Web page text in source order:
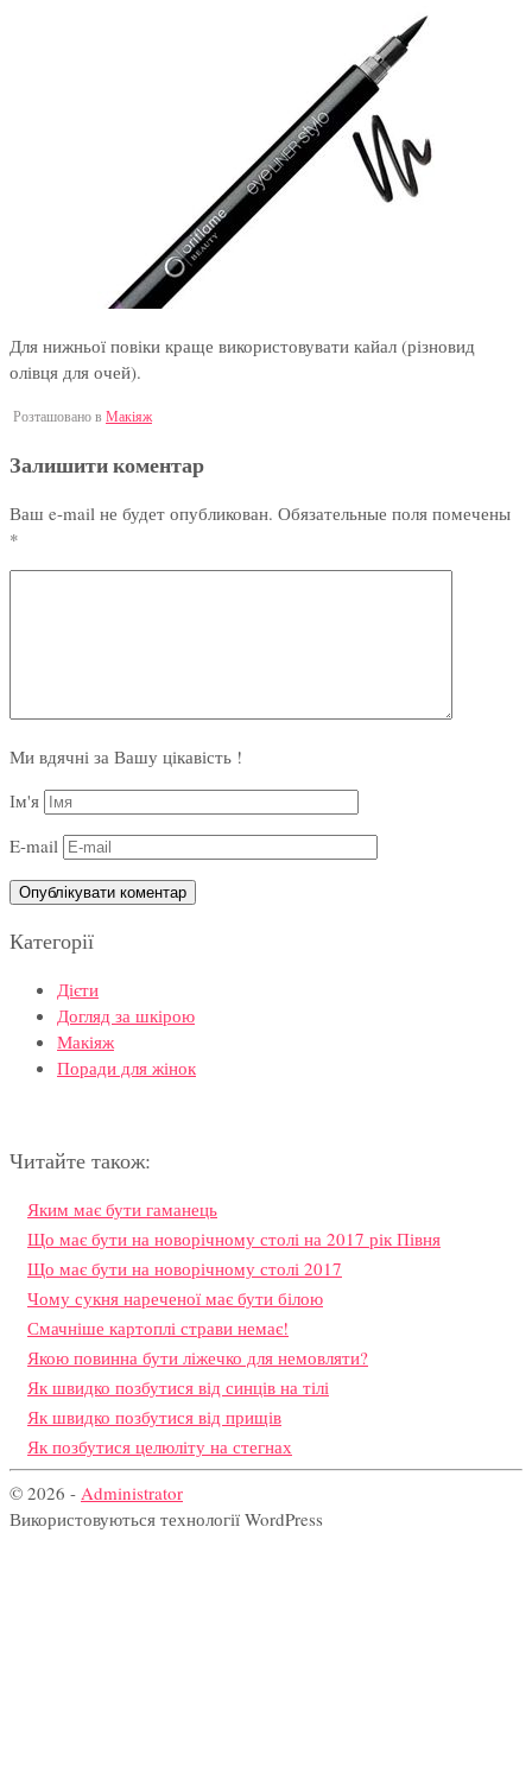
Для нижньої повіки краще використовувати кайал (різновид
олівця для очей).
Розташовано в Макіяж
Залишити коментар
Ваш e-mail не будет опубликован. Обязательные поля помечены
*
Ми вдячні за Вашу цікавість !
Ім'я
E-mail
Категорії
Дієти
Догляд за шкірою
Макіяж
Поради для жінок
Читайте також:
Яким має бути гаманець
Що має бути на новорічному столі на 2017 рік Півня
Що має бути на новорічному столі 2017
Чому сукня нареченої має бути білою
Смачніше картоплі страви немає!
Якою повинна бути ліжечко для немовляти?
Як швидко позбутися від синців на тілі
Як швидко позбутися від прищів
Як позбутися целюліту на стегнах
© 2026 - Administrator
Використовуються технології WordPress